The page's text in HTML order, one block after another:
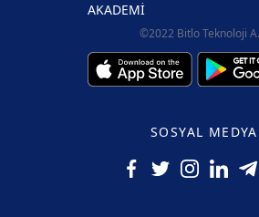
AKADEMİ
©2022 Bitlo Teknoloji
SOSYAL MEDYA